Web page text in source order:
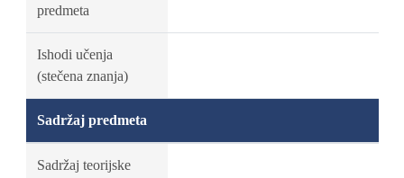
predmeta
Ishodi učenja
(stečena znanja)
Sadržaj predmeta
Sadržaj teorijske